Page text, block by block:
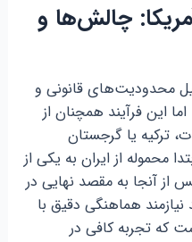
چالش‌ها و
محدودیت‌های قانونی و
این فرآیند همچنان از
ترکیه یا گرجستان
محموله از ایران به یکی از
آنجا به مقصد نهایی در
نیازمند هماهنگی دقیق با
که تجربه کافی در